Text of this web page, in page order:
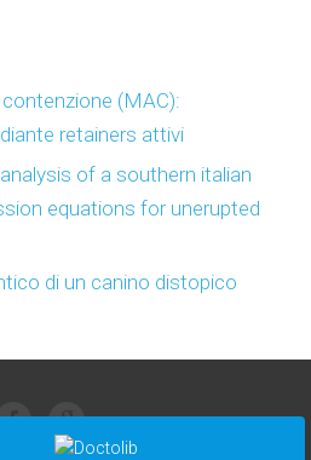
(MAC):
retainers attivi
of a southern italian
equations for unerupted
di un canino distopico